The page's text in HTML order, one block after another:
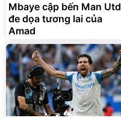
Mbaye cập bến Man Utd
đe dọa tương lai của
Amad